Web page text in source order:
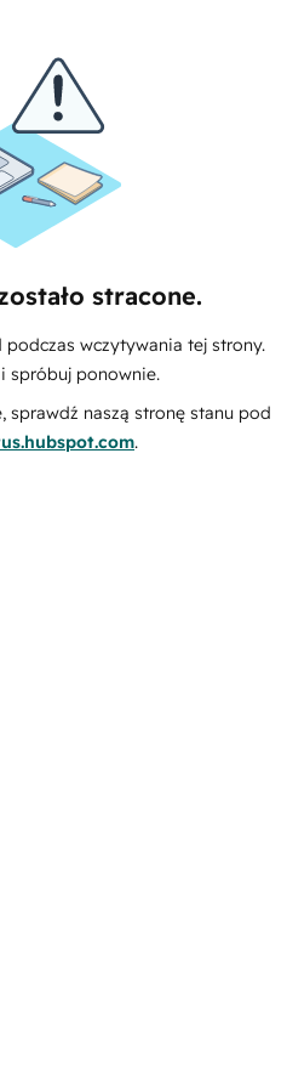
stracone.
podczas wczytywania tej strony.
spróbuj ponownie.
sprawdź naszą stronę stanu pod
.